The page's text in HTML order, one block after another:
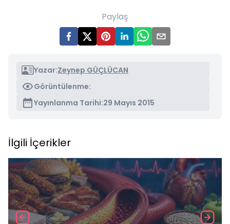
Paylaş
Yazar:Zeynep GÜÇLÜCAN
Görüntülenme:
Yayınlanma Tarihi:29 Mayıs 2015
İlgili İçerikler